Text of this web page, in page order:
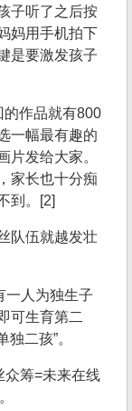
子听了之后按
妈用手机拍下
是要激发孩子
的作品就有800
一幅最有趣的
片发给大家。
家长也十分痴
到。[2]
队伍就越发壮
一人为独生子
可生育第二
二孩”。
众筹=未来在线